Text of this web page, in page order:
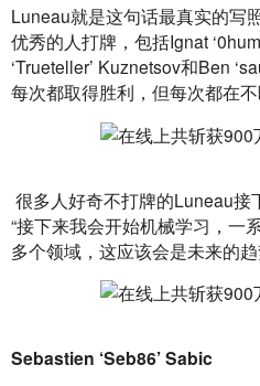
Luneau就是这句话最真实的写
优秀的人打牌，包括Ignat
‘Trueteller’ Kuznetsov和Ben
每次都取得胜利，但每次都在不
很多人好奇不打牌的Luneau接
“接下来我会开始机械学习，一
多个领域，这应该会是未来的趋
Sebastien ‘Seb86’ Sabic